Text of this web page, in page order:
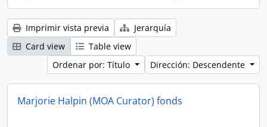
Imprimir vista previa
Jerarquía
Card view
Table view
Ordenar por: Título
Dirección: Descendente
Marjorie Halpin (MOA Curator) fonds